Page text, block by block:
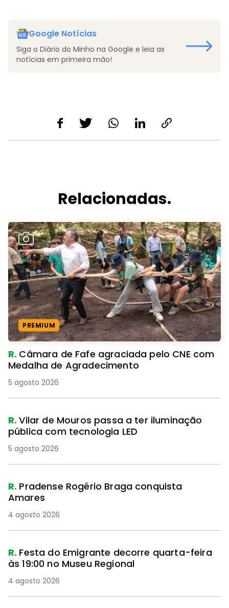
Google Notícias
Siga o Diário do Minho na Google e leia as
notícias em primeira mão!
Relacionadas.
PREMIUM
R. Câmara de Fafe agraciada pelo CNE com
Medalha de Agradecimento
5 agosto 2026
R.Vilar de Mouros passa a ter iluminação
pública com tecnologia LED
5 agosto 2026
R. Pradense Rogério Braga conquista
Amares
4 agosto 2026
R. Festa do Emigrante decorre quarta-feira
às 19:00 no Museu Regional
4 agosto 2026